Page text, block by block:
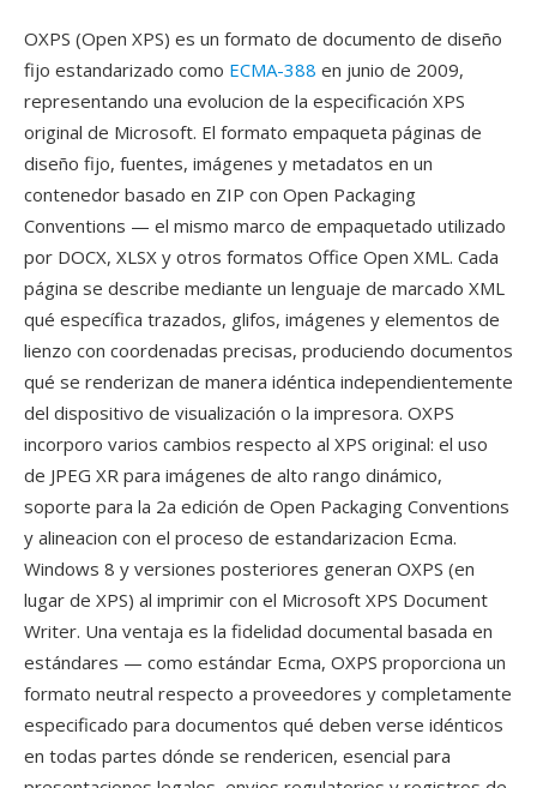
OXPS (Open XPS) es un formato de documento de diseño
fijo estandarizado como ECMA-388 en junio de 2009,
representando una evolucion de la especificación XPS
original de Microsoft. El formato empaqueta páginas de
diseño fijo, fuentes, imágenes y metadatos en un
contenedor basado en ZIP con Open Packaging
Conventions — el mismo marco de empaquetado utilizado
por DOCX, XLSX y otros formatos Office Open XML. Cada
página se describe mediante un lenguaje de marcado XML
qué específica trazados, glifos, imágenes y elementos de
lienzo con coordenadas precisas, produciendo documentos
qué se renderizan de manera idéntica independientemente
del dispositivo de visualización o la impresora. OXPS
incorporo varios cambios respecto al XPS original: el uso
de JPEG XR para imágenes de alto rango dinámico,
soporte para la 2a edición de Open Packaging Conventions
y alineacion con el proceso de estandarizacion Ecma.
Windows 8 y versiones posteriores generan OXPS (en
lugar de XPS) al imprimir con el Microsoft XPS Document
Writer. Una ventaja es la fidelidad documental basada en
estándares — como estándar Ecma, OXPS proporciona un
formato neutral respecto a proveedores y completamente
especificado para documentos qué deben verse idénticos
en todas partes dónde se rendericen, esencial para